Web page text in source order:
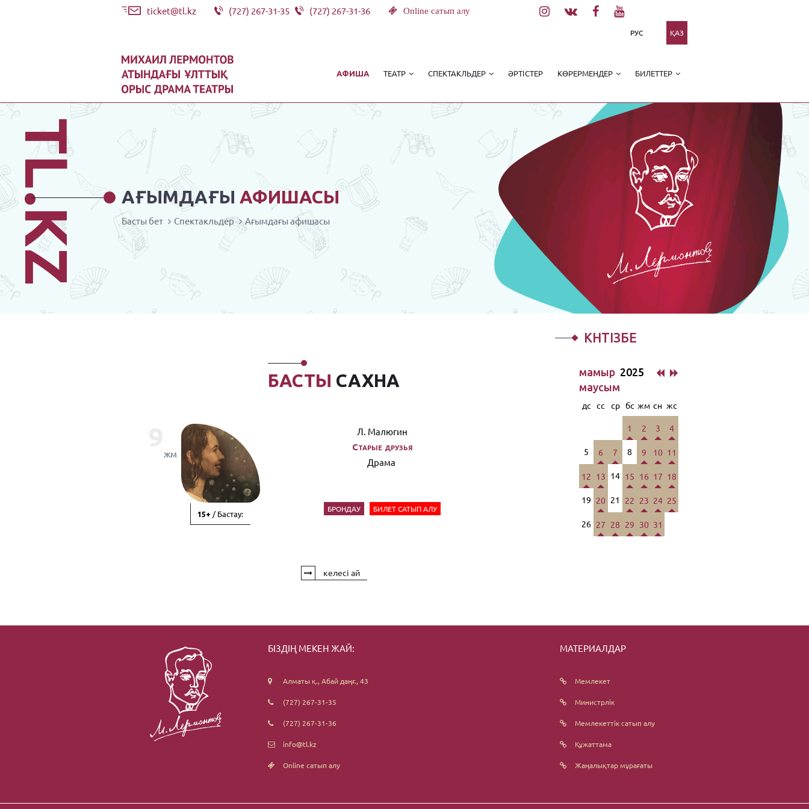
ticket@tl.kz (727) 267-31-35 (727) 267-31-36 Online сатып алу
РУС ҚАЗ
АФИША ТЕАТР СПЕКТАКЛЬДЕР ӘРТІСТЕР КӨРЕРМЕНДЕР БИЛЕТТЕР
АҒЫМДАҒЫ АФИШАСЫ
TL.KZ Басты бет Спектакльдер Ағымдағы афишасы
БАСТЫ САХНА
жм
15+ / Бастау:
Л. Малюгин
Старые друзья
Драма
БРОНДАУ БИЛЕТ САТЫП АЛУ
келесі ай
КҮНТІЗБЕ
мамыр 2025
маусым
дс сс ср бс жм сн жс
1 2 3 4
5 6 7 8 9 10 11
12 13 14 15 16 17 18
19 20 21 22 23 24 25
26 27 28 29 30 31
БІЗДІҢ МЕКЕН ЖАЙ:
Алматы қ., Абай даңғ., 43
(727) 267-31-35
(727) 267-31-36
info@tl.kz
Online сатып алу
МАТЕРИАЛДАР
Мемлекет
Министрлік
Мемлекеттік сатып алу
Құжаттама
Жаңалықтар мұрағаты